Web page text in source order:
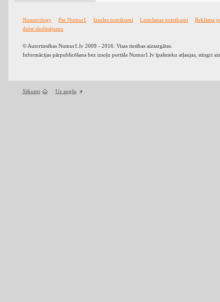
Numerology Par Numur1 Izsoles noteikumi Lietošanas noteikumi
Reklāma
dzēst sludinājumu
© Autortiesības Numur1.lv 2009 - 2016. Visas tiesības aizsargātas.
Informācijas pārpublicēšana bez izsoļu portāla Numur1.lv īpašnieku atļaujas, stingri
Sākums Uz augšu